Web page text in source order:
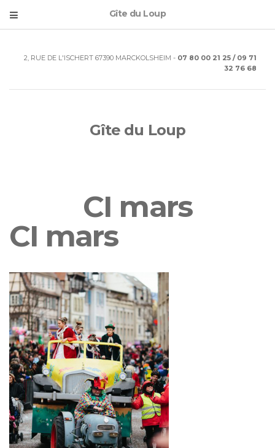
Gîte du Loup
2, RUE DE L'ISCHERT 67390 MARCKOLSHEIM - 07 80 00 21 25 / 09 71
32 76 68
Gîte du Loup
CI mars
CI mars